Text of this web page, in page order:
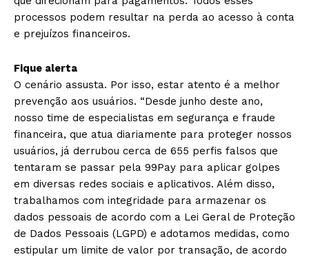
processos podem resultar na perda ao acesso à conta
e prejuízos financeiros.
Fique alerta
O cenário assusta. Por isso, estar atento é a melhor
prevenção aos usuários. “Desde junho deste ano,
nosso time de especialistas em segurança e fraude
financeira, que atua diariamente para proteger nossos
usuários, já derrubou cerca de 655 perfis falsos que
tentaram se passar pela 99Pay para aplicar golpes
em diversas redes sociais e aplicativos. Além disso,
trabalhamos com integridade para armazenar os
dados pessoais de acordo com a Lei Geral de Proteção
de Dados Pessoais (LGPD) e adotamos medidas, como
estipular um limite de valor por transação, de acordo